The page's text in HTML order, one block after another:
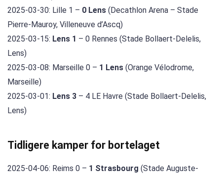
2025-03-30: Lille 1 – 0 Lens (Decathlon Arena – Stade
Pierre-Mauroy, Villeneuve d’Ascq)
2025-03-15: Lens 1 – 0 Rennes (Stade Bollaert-Delelis,
Lens)
2025-03-08: Marseille 0 – 1 Lens (Orange Vélodrome,
Marseille)
2025-03-01: Lens 3 – 4 LE Havre (Stade Bollaert-Delelis,
Lens)
Tidligere kamper for bortelaget
2025-04-06: Reims 0 – 1 Strasbourg (Stade Auguste-